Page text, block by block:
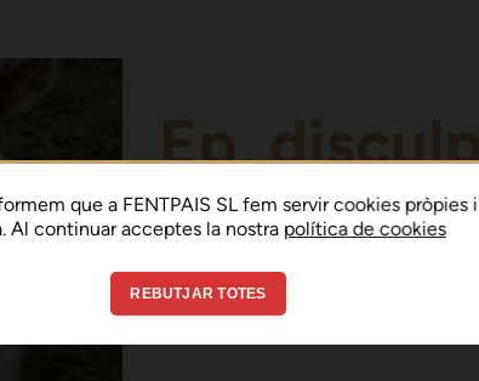
Ep,
Sembla que hi ha
error de connexió
En menys de 15 segons hauria
que a FENTPAIS SL fem servir cookies pròpies
continuar acceptes la nostra política de cookies
REBUTJAR TOTES